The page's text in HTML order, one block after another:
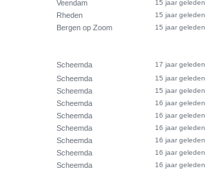
Veendam 15 jaar geleden
Rheden 15 jaar geleden
Bergen op Zoom 15 jaar geleden
Scheemda 17 jaar geleden
Scheemda 15 jaar geleden
Scheemda 15 jaar geleden
Scheemda 16 jaar geleden
Scheemda 16 jaar geleden
Scheemda 16 jaar geleden
Scheemda 16 jaar geleden
Scheemda 16 jaar geleden
Scheemda 16 jaar geleden